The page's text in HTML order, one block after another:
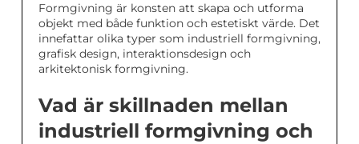
Formgivning är konsten att skapa och utforma
objekt med både funktion och estetiskt värde. Det
innefattar olika typer som industriell formgivning,
grafisk design, interaktionsdesign och
arkitektonisk formgivning.
Vad är skillnaden mellan
industriell formgivning och